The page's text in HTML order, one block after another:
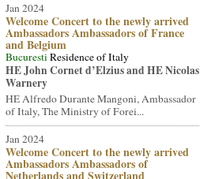
Jan 2024
Welcome Concert to the newly arrived
Ambassadors Ambassadors of France
and Belgium
BucurestiResidence of Italy
HE John Cornet d’Elzius and HE Nicolas
Warnery
HE Alfredo Durante Mangoni, Ambassador
of Italy, The Ministry of Forei...
Jan 2024
Welcome Concert to the newly arrived
Ambassadors Ambassadors of
Netherlands and Switzerland